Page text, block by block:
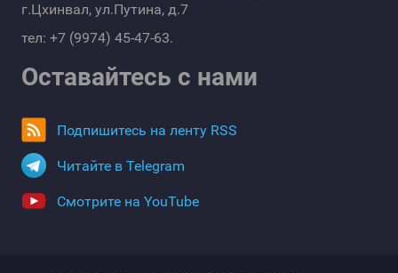
г.Цхинвал, ул.Путина, д.7
тел: +7 (9974) 45-47-63.
Оставайтесь с нами
Подпишитесь на ленту RSS
Читайте в Telegram
Смотрите на YouTube